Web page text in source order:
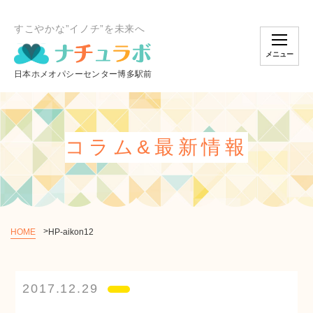
すこやかな”イノチ”を未来へ
オンラインスクール
メニュー
コラム&最新情報
HOME HP-aikon12
2017.12.29